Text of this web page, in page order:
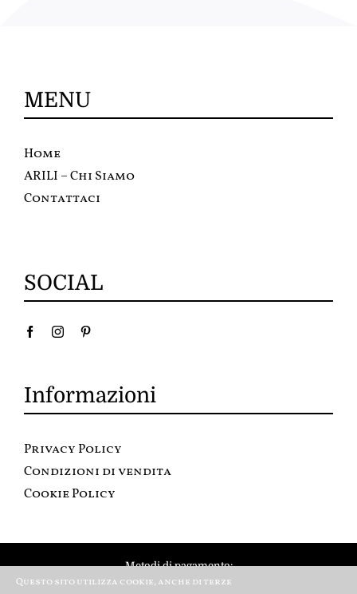
MENU
Home
ARILI – Chi Siamo
Contattaci
SOCIAL
Informazioni
Privacy Policy
Condizioni di vendita
Cookie Policy
Metodi di pagamento:
Questo sito utilizza cookie, anche di terze